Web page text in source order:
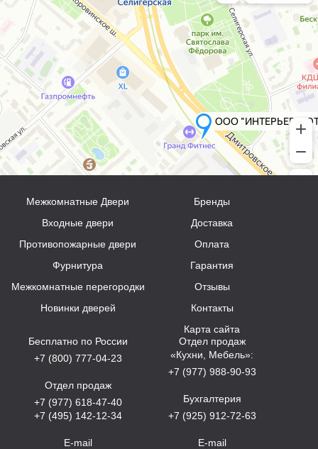
Межкомнатные Двери
Входные двери
Противопожарные двери
Фурнитура
Межкомнатные перегородки
Новинки дверей
Бренды
Доставка
Оплата
Гарантия
Отзывы
Контакты
Карта сайта
Бесплатно по России
+7 (800) 777-04-23
Отдел продаж
+7 (977) 618-47-40
+7 (495) 142-12-34
E-mail
Отдел продаж
«Кухни, Мебель»:
+7 (977) 988-90-93
Бухгалтерия
+7 (925) 912-72-63
E-mail